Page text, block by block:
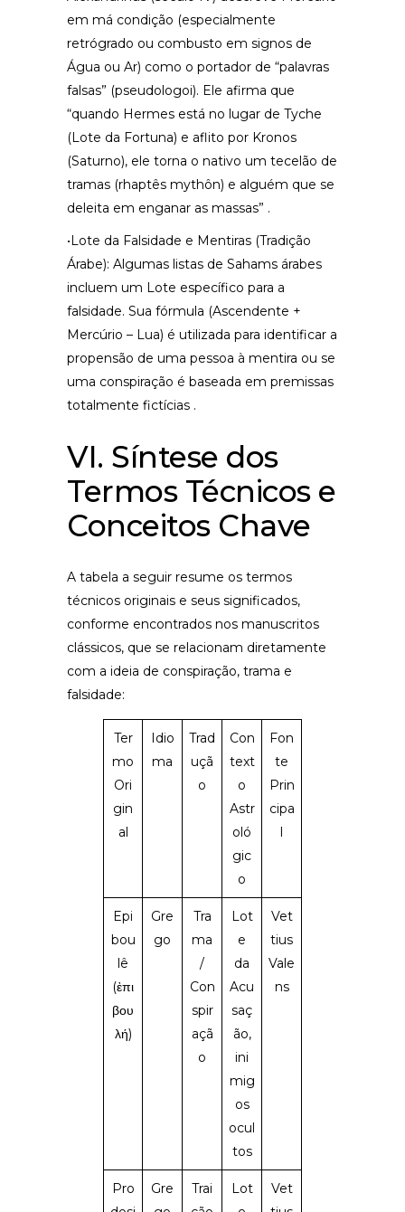
em má condição (especialmente
retrógrado ou combusto em signos de
Água ou Ar) como o portador de “palavras
falsas” (pseudologoi). Ele afirma que
“quando Hermes está no lugar de Tyche
(Lote da Fortuna) e aflito por Kronos
(Saturno), ele torna o nativo um tecelão de
tramas (rhaptês mythôn) e alguém que se
deleita em enganar as massas” .
•Lote da Falsidade e Mentiras (Tradição
Árabe): Algumas listas de Sahams árabes
incluem um Lote específico para a
falsidade. Sua fórmula (Ascendente +
Mercúrio – Lua) é utilizada para identificar a
propensão de uma pessoa à mentira ou se
uma conspiração é baseada em premissas
totalmente fictícias .
VI. Síntese dos
Termos Técnicos e
Conceitos Chave
A tabela a seguir resume os termos
técnicos originais e seus significados,
conforme encontrados nos manuscritos
clássicos, que se relacionam diretamente
com a ideia de conspiração, trama e
falsidade:
Ter
mo
Ori
gin
al
Idio
ma
Trad
uçã
o
Con
text
o
Astr
oló
gic
o
Fon
te
Prin
cipa
Epi
bou
lê
(ἐπι
βου
λή)
Gre
go
Tra
ma
/
Con
spir
açã
o
Lot
e
da
Acu
saç
ão,
ini
mig
os
ocul
tos
Vet
tius
Vale
ns
Pro
Gre
Trai
Lot
Vet